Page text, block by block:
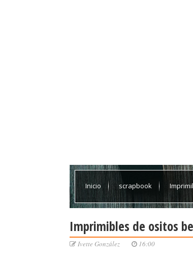
Inicio scrapbook
Imprimibles de ositos
Ivette González 16:00